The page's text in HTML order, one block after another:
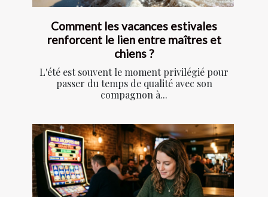
Comment les vacances estivales
renforcent le lien entre maîtres et
chiens ?
L'été est souvent le moment privilégié pour
passer du temps de qualité avec son
compagnon à...